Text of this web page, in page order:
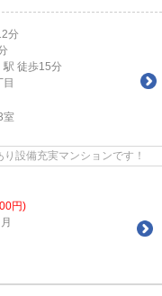
分
駅 徒歩15分
目
室
設備充実マンションです！
円)